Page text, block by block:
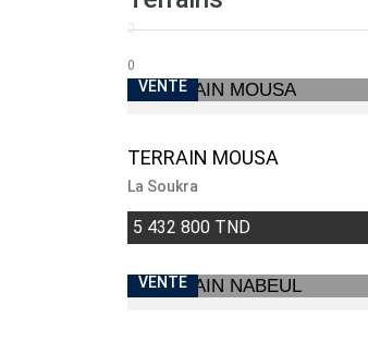
0
VENTE
TERRAIN MOUSA
La Soukra
5 432 800 TND
VENTE